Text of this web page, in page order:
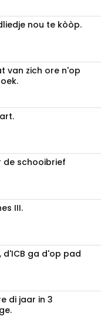
nou te kòòp.
van zich ore n'op
de schooibrief
III.
d'ICB ga d'op pad
di jaar in 3